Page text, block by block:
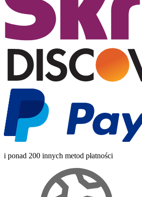
i ponad 200 innych metod płatności